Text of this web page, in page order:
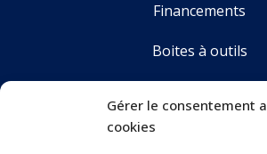
Gérer le consentement
cookies
Financements
Boites à outils